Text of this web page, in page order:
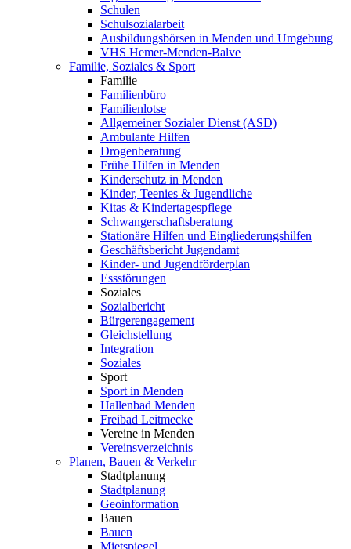
Schulen
Schulsozialarbeit
Ausbildungsbörsen in Menden und Umgebung
VHS Hemer-Menden-Balve
Familie, Soziales & Sport
Familie
Familienbüro
Familienlotse
Allgemeiner Sozialer Dienst (ASD)
Ambulante Hilfen
Drogenberatung
Frühe Hilfen in Menden
Kinderschutz in Menden
Kinder, Teenies & Jugendliche
Kitas & Kindertagespflege
Schwangerschaftsberatung
Stationäre Hilfen und Eingliederungshilfen
Geschäftsbericht Jugendamt
Kinder- und Jugendförderplan
Essstörungen
Soziales
Sozialbericht
Bürgerengagement
Gleichstellung
Integration
Soziales
Sport
Sport in Menden
Hallenbad Menden
Freibad Leitmecke
Vereine in Menden
Vereinsverzeichnis
Planen, Bauen & Verkehr
Stadtplanung
Stadtplanung
Geoinformation
Bauen
Bauen
Mietspiegel